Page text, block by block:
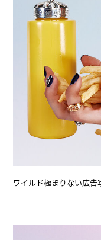
ワイルド極まりない広告